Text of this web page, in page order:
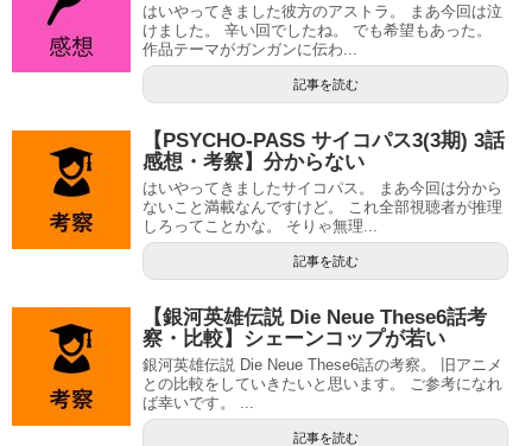
はいやってきました彼方のアストラ。 まあ今回は泣
けました。 辛い回でしたね。 でも希望もあった。
作品テーマがガンガンに伝わ...
記事を読む
【PSYCHO-PASS サイコパス3(3期) 3話
感想・考察】分からない
はいやってきましたサイコパス。 まあ今回は分から
ないこと満載なんですけど。 これ全部視聴者が推理
しろってことかな。 そりゃ無理...
記事を読む
【銀河英雄伝説 Die Neue These6話考
察・比較】シェーンコップが若い
銀河英雄伝説 Die Neue These6話の考察。 旧アニメ
との比較をしていきたいと思います。 ご参考になれ
ば幸いです。 ...
記事を読む